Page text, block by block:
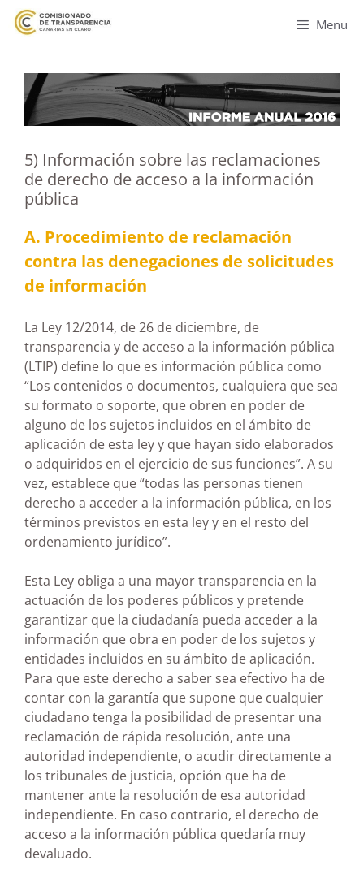
Menu
5) Información sobre las reclamaciones
de derecho de acceso a la información
pública
A. Procedimiento de reclamación
contra las denegaciones de solicitudes
de información
La Ley 12/2014, de 26 de diciembre, de
transparencia y de acceso a la información pública
(LTIP) define lo que es información pública como
“Los contenidos o documentos, cualquiera que sea
su formato o soporte, que obren en poder de
alguno de los sujetos incluidos en el ámbito de
aplicación de esta ley y que hayan sido elaborados
o adquiridos en el ejercicio de sus funciones”. A su
vez, establece que “todas las personas tienen
derecho a acceder a la información pública, en los
términos previstos en esta ley y en el resto del
ordenamiento jurídico”.
Esta Ley obliga a una mayor transparencia en la
actuación de los poderes públicos y pretende
garantizar que la ciudadanía pueda acceder a la
información que obra en poder de los sujetos y
entidades incluidos en su ámbito de aplicación.
Para que este derecho a saber sea efectivo ha de
contar con la garantía que supone que cualquier
ciudadano tenga la posibilidad de presentar una
reclamación de rápida resolución, ante una
autoridad independiente, o acudir directamente a
los tribunales de justicia, opción que ha de
mantener ante la resolución de esa autoridad
independiente. En caso contrario, el derecho de
acceso a la información pública quedaría muy
devaluado.